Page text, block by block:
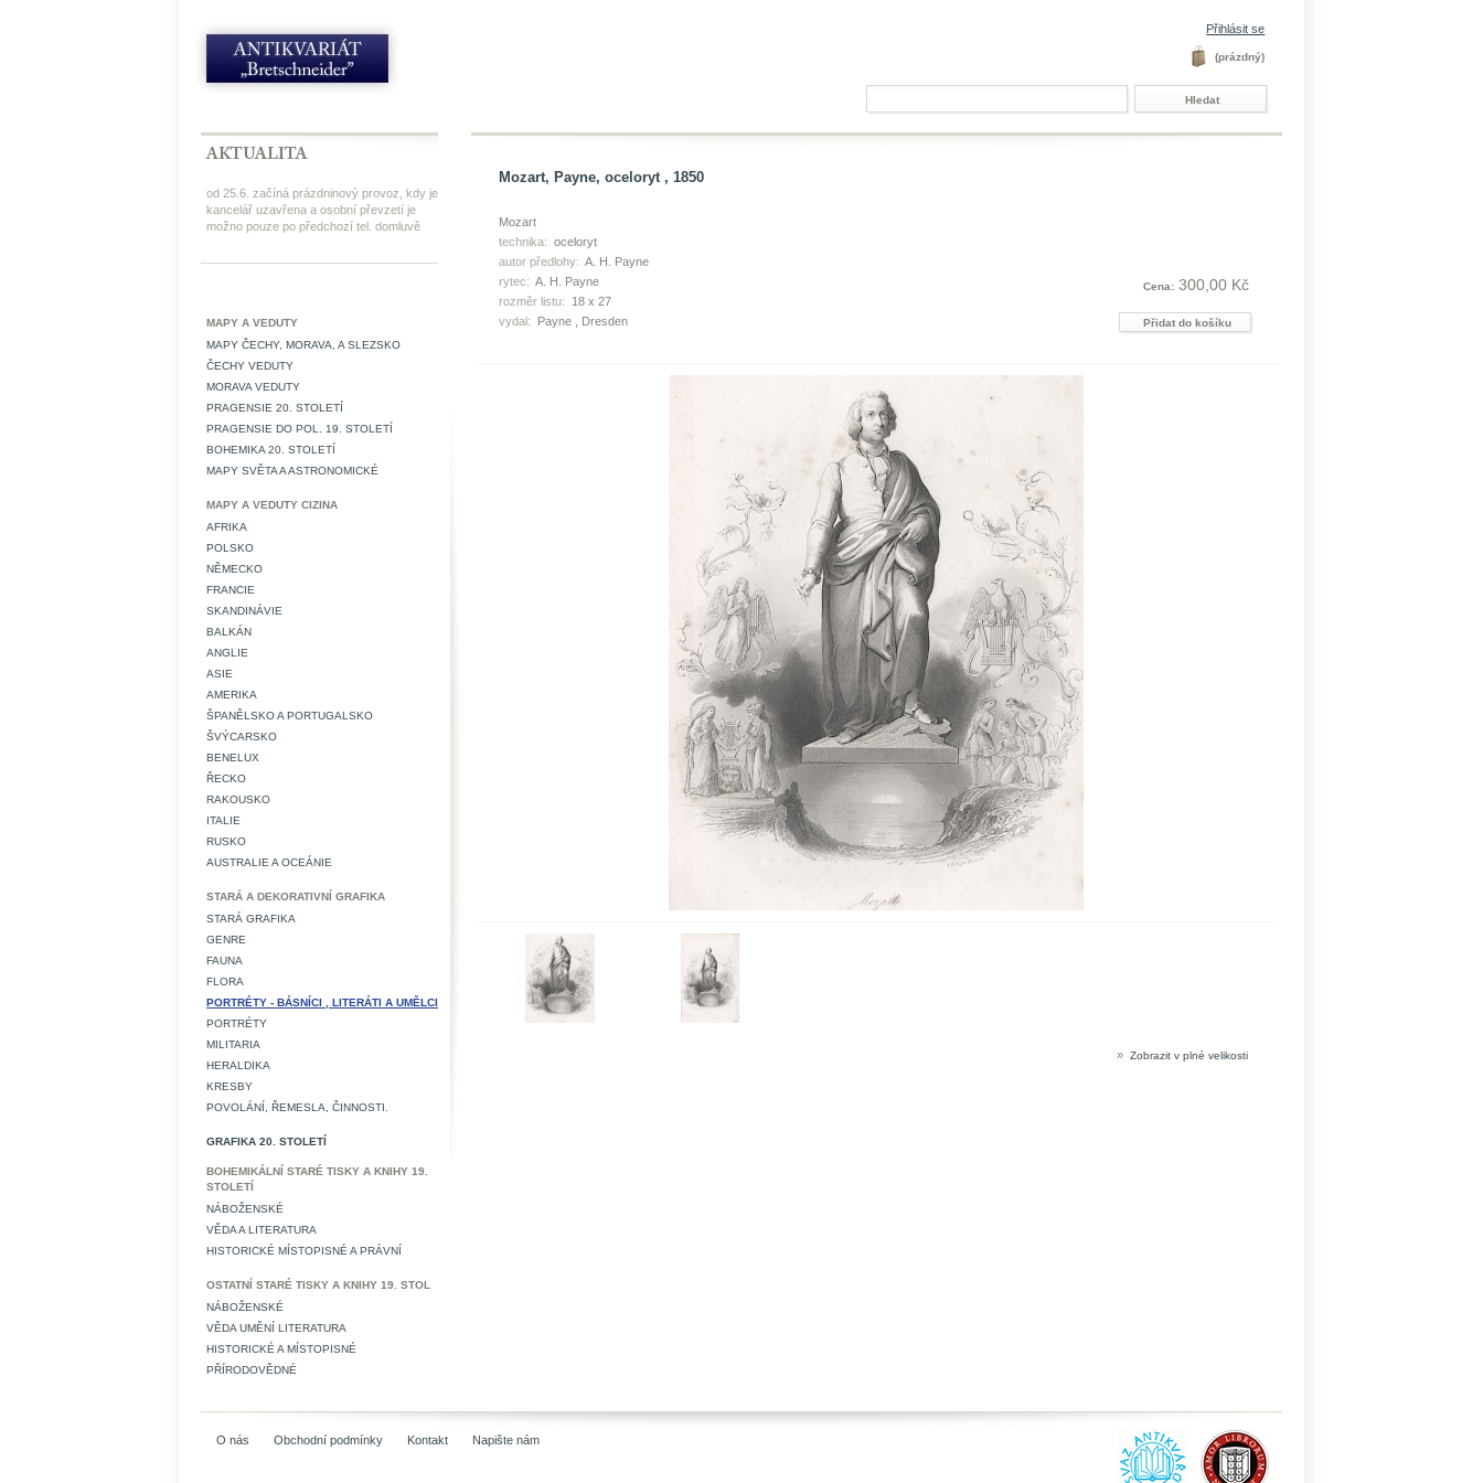
Přihlásit se
(prázdný)
od 25.6. začíná prázdninový provoz, kdy je
kancelář uzavřena a osobní převzetí je
možno pouze po předchozí tel. domluvě
MAPY A VEDUTY
MAPY ČECHY, MORAVA, A SLEZSKO
ČECHY VEDUTY
MORAVA VEDUTY
PRAGENSIE 20. STOLETÍ
PRAGENSIE DO POL. 19. STOLETÍ
BOHEMIKA 20. STOLETÍ
MAPY SVĚTA A ASTRONOMICKÉ
MAPY A VEDUTY CIZINA
AFRIKA
POLSKO
NĚMECKO
FRANCIE
SKANDINÁVIE
BALKÁN
ANGLIE
ASIE
AMERIKA
ŠPANĚLSKO A PORTUGALSKO
ŠVÝCARSKO
BENELUX
ŘECKO
RAKOUSKO
ITALIE
RUSKO
AUSTRALIE A OCEÁNIE
STARÁ A DEKORATIVNÍ GRAFIKA
STARÁ GRAFIKA
GENRE
FAUNA
FLORA
PORTRÉTY - BÁSNÍCI , LITERÁTI A UMĚLCI
PORTRÉTY
MILITARIA
HERALDIKA
KRESBY
POVOLÁNÍ, ŘEMESLA, ČINNOSTI.
GRAFIKA 20. STOLETÍ
BOHEMIKÁLNÍ STARÉ TISKY A KNIHY 19.
STOLETÍ
NÁBOŽENSKÉ
VĚDA A LITERATURA
HISTORICKÉ MÍSTOPISNÉ A PRÁVNÍ
OSTATNÍ STARÉ TISKY A KNIHY 19. STOL
NÁBOŽENSKÉ
VĚDA UMĚNÍ LITERATURA
HISTORICKÉ A MÍSTOPISNÉ
PŘÍRODOVĚDNÉ
Mozart, Payne, oceloryt , 1850
Mozart
technika: oceloryt
autor předlohy: A. H. Payne
rytec: A. H. Payne
rozměr listu:
18 x 27
vydal:
Payne , Dresden
Cena: 300,00 Kč
» Zobrazit v plné velikosti
O nás Obchodní podmínky Kontakt Napište nám